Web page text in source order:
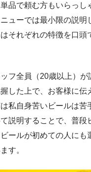
品で頼む方もいらっし
ューでは最小限の説明
それぞれの特徴を口頭
フ全員（20歳以上）が
した上で、お客様に伝
私自身苦いビールは苦
説明することで、普段
ールが初めての人にも
す。